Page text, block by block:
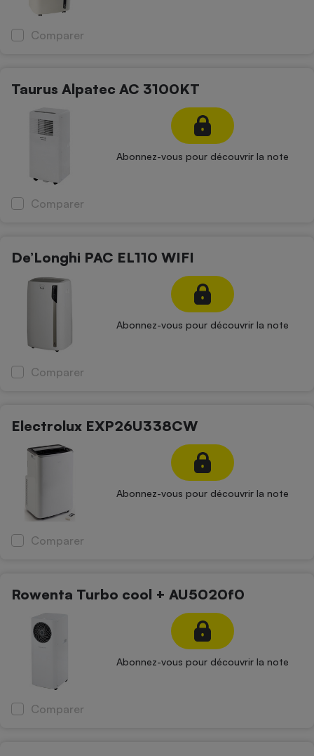
Comparer
Taurus Alpatec AC 3100KT
Abonnez-vous pour découvrir la note
Comparer
De’Longhi PAC EL110 WIFI
Abonnez-vous pour découvrir la note
Comparer
Electrolux EXP26U338CW
Abonnez-vous pour découvrir la note
Comparer
Rowenta Turbo cool + AU5020f0
Abonnez-vous pour découvrir la note
Comparer